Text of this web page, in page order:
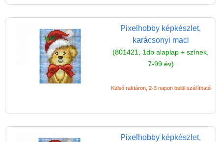
Pixelhobby képkészlet,
karácsonyi maci
(801421, 1db alaplap + színek,
7-99 év)
Külső raktáron, 2-3 napon belül szállítható
Pixelhobby képkészlet,